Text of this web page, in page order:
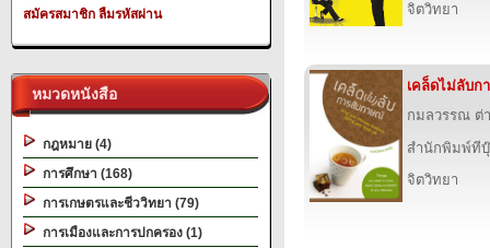
สมัครสมาชิก ลืมรหัสผ่าน
หมวดหนังสือ
กฎหมาย (4)
การศึกษา (168)
การเกษตรและชีววิทยา (79)
การเมืองและการปกครอง (1)
จิตวิทยา
เคล็ดไม่ลับ
กมลวรรณ ต่
สำนักพิมพ์ที
จิตวิทยา